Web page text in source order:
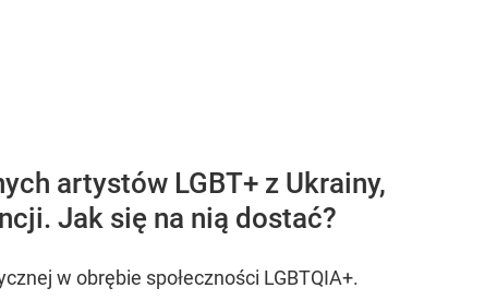
artystów LGBT+ z Ukrainy,
Jak się na nią dostać?
w obrębie społeczności LGBTQIA+.